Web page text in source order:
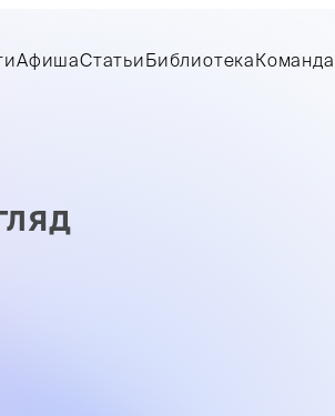
АфишаСтатьиБиблиотекаКоманда
ЛЯД